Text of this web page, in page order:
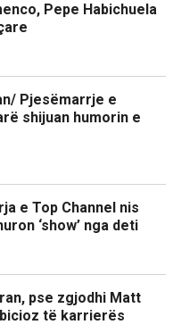
Pepe Habichuela
Pjesëmarrje e
shijuan humorin e
e Top Channel nis
‘show’ nga deti
pse zgjodhi Matt
të karrierës